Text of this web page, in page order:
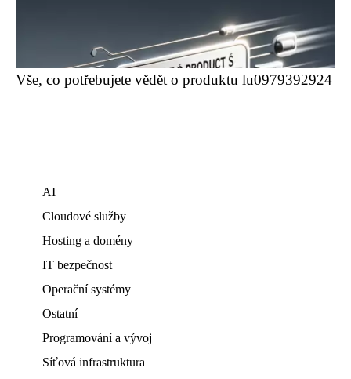
Vše, co potřebujete vědět o produktu lu0979392924
AI
Cloudové služby
Hosting a domény
IT bezpečnost
Operační systémy
Ostatní
Programování a vývoj
Síťová infrastruktura